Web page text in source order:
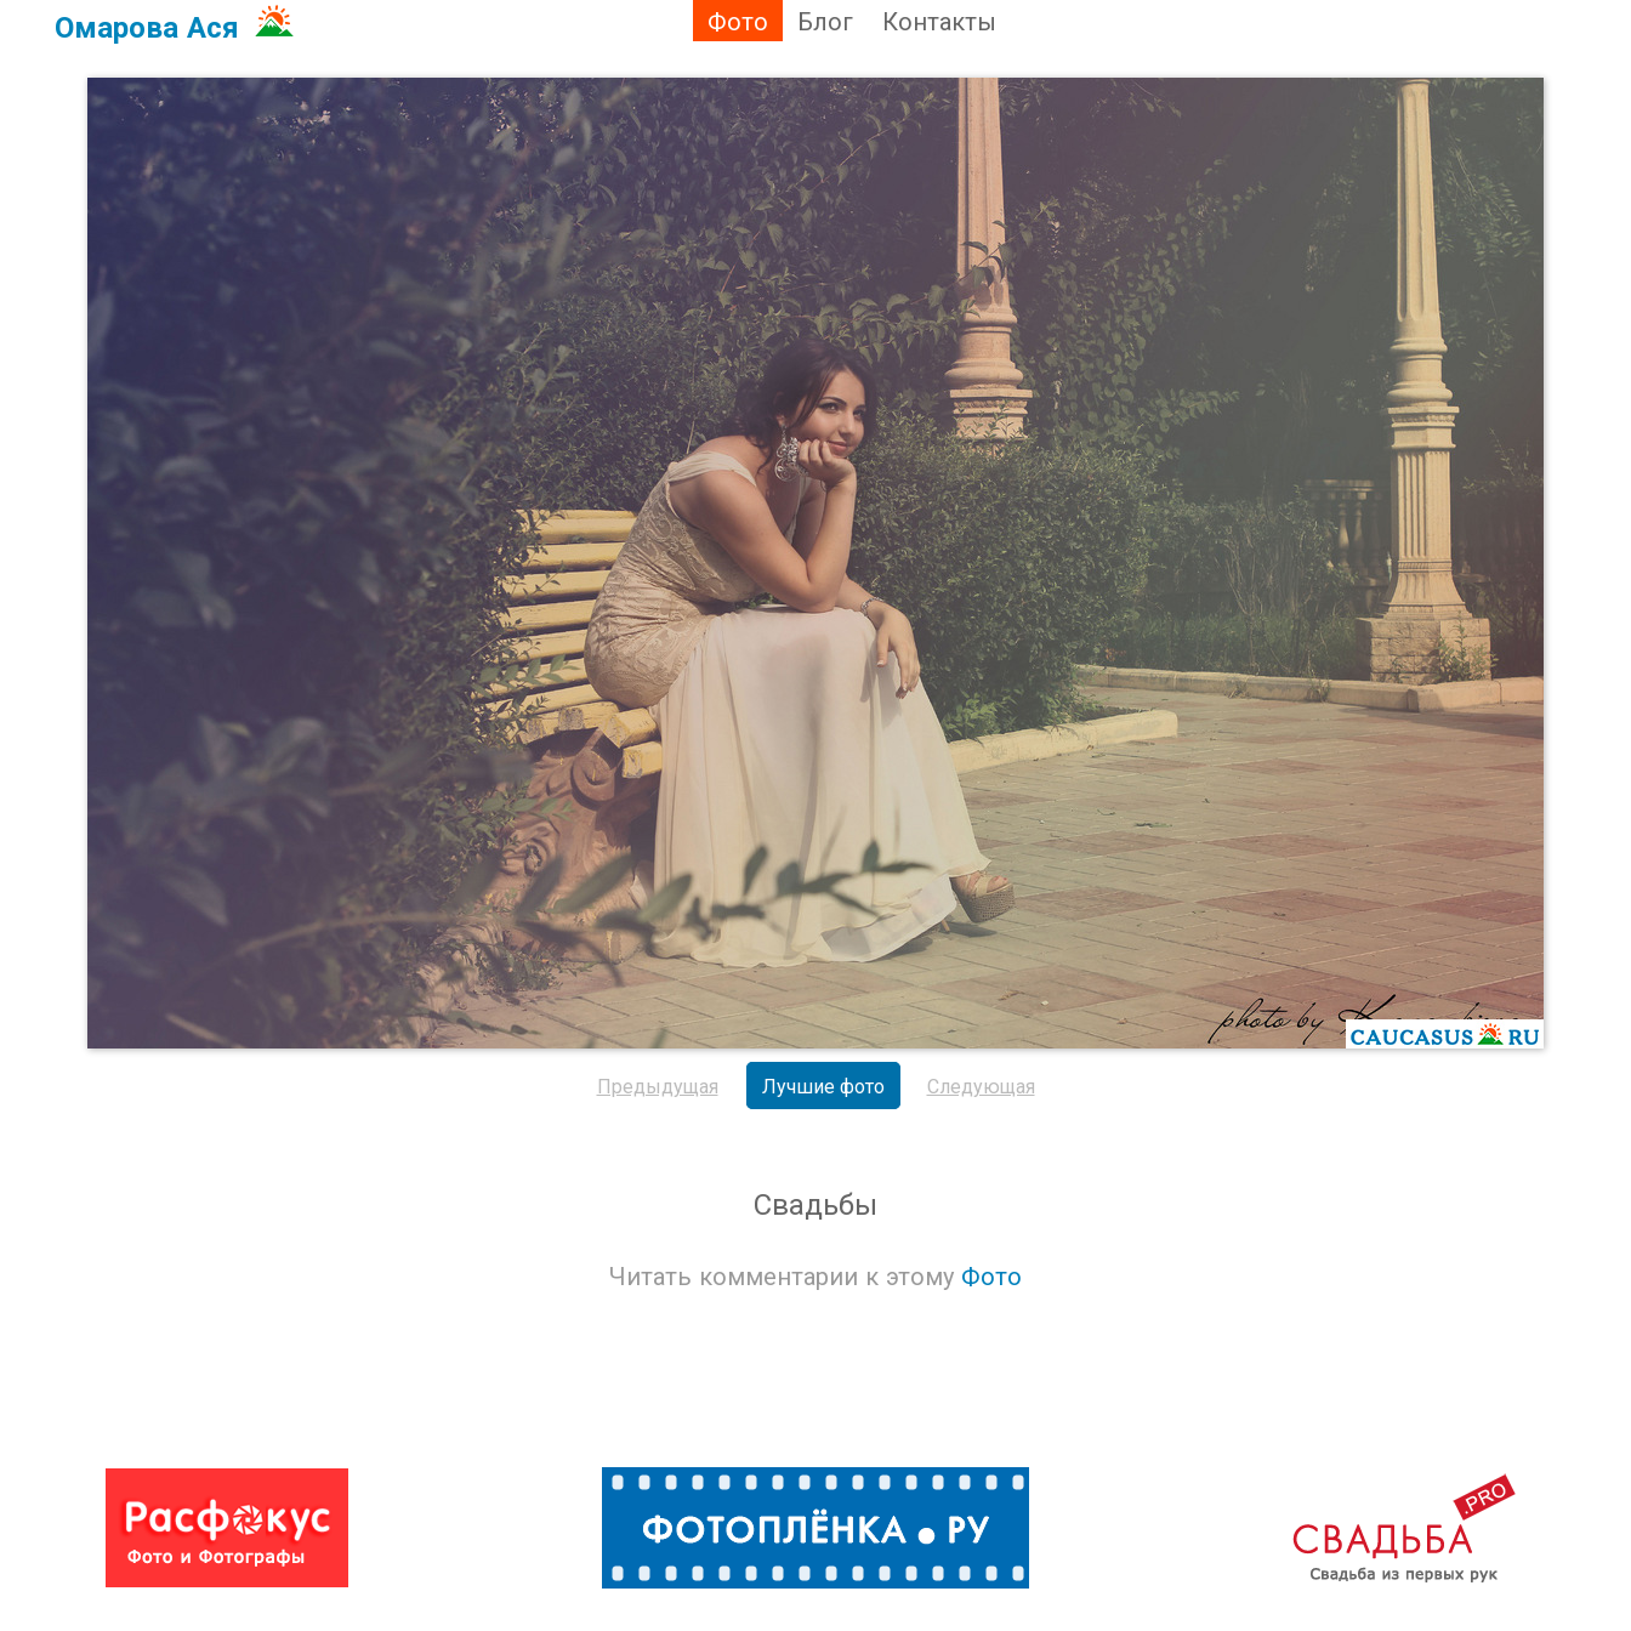
Омарова Ася Фото Блог Контакты
Предыдущая Лучшие фото Следующая
Свадьбы
Читать комментарии к этому Фото